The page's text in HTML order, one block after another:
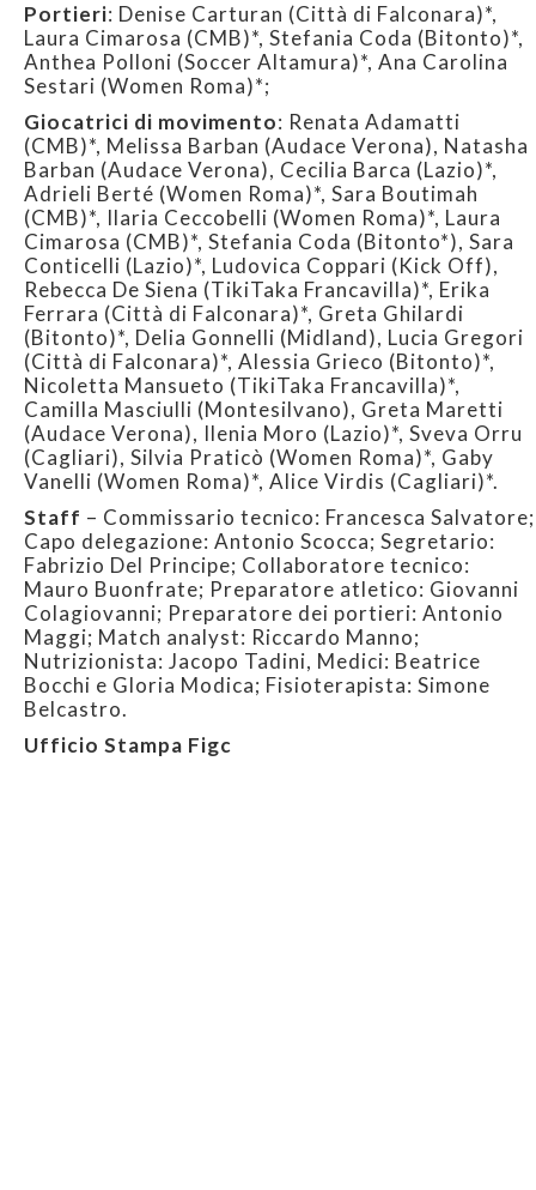
Portieri: Denise Carturan (Città di Falconara)*,
Laura Cimarosa (CMB)*, Stefania Coda (Bitonto)*,
Anthea Polloni (Soccer Altamura)*, Ana Carolina
Sestari (Women Roma)*;
Giocatrici di movimento: Renata Adamatti
(CMB)*, Melissa Barban (Audace Verona), Natasha
Barban (Audace Verona), Cecilia Barca (Lazio)*,
Adrieli Berté (Women Roma)*, Sara Boutimah
(CMB)*, Ilaria Ceccobelli (Women Roma)*, Laura
Cimarosa (CMB)*, Stefania Coda (Bitonto*), Sara
Conticelli (Lazio)*, Ludovica Coppari (Kick Off),
Rebecca De Siena (TikiTaka Francavilla)*, Erika
Ferrara (Città di Falconara)*, Greta Ghilardi
(Bitonto)*, Delia Gonnelli (Midland), Lucia Gregori
(Città di Falconara)*, Alessia Grieco (Bitonto)*,
Nicoletta Mansueto (TikiTaka Francavilla)*,
Camilla Masciulli (Montesilvano), Greta Maretti
(Audace Verona), Ilenia Moro (Lazio)*, Sveva Orru
(Cagliari), Silvia Praticò (Women Roma)*, Gaby
Vanelli (Women Roma)*, Alice Virdis (Cagliari)*.
Staff – Commissario tecnico: Francesca Salvatore;
Capo delegazione: Antonio Scocca; Segretario:
Fabrizio Del Principe; Collaboratore tecnico:
Mauro Buonfrate; Preparatore atletico: Giovanni
Colagiovanni; Preparatore dei portieri: Antonio
Maggi; Match analyst: Riccardo Manno;
Nutrizionista: Jacopo Tadini, Medici: Beatrice
Bocchi e Gloria Modica; Fisioterapista: Simone
Belcastro.
Ufficio Stampa Figc